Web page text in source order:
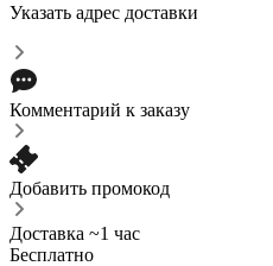
Указать адрес доставки
Комментарий к заказу
Добавить промокод
Доставка ~1 час
Бесплатно